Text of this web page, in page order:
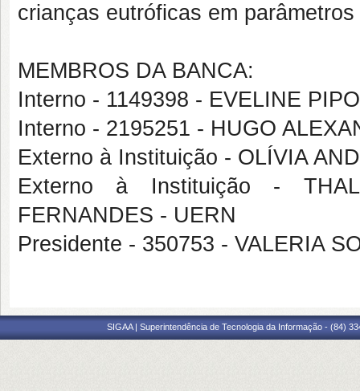
crianças eutróficas em
MEMBROS DA BANCA:
Interno - 1149398 - EVELINE
Interno - 2195251 - HUGO
Externo à Instituição - OLÍVIA
Externo à Instituição -
FERNANDES - UERN
Presidente - 350753 - VALERIA
SIGAA | Superintendência de Tecnologia da Informação - (84)